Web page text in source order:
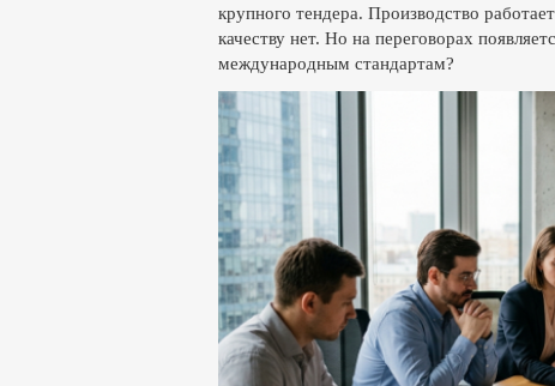
крупного тендера. Производство
качеству нет. Но на переговорах
международным стандартам?